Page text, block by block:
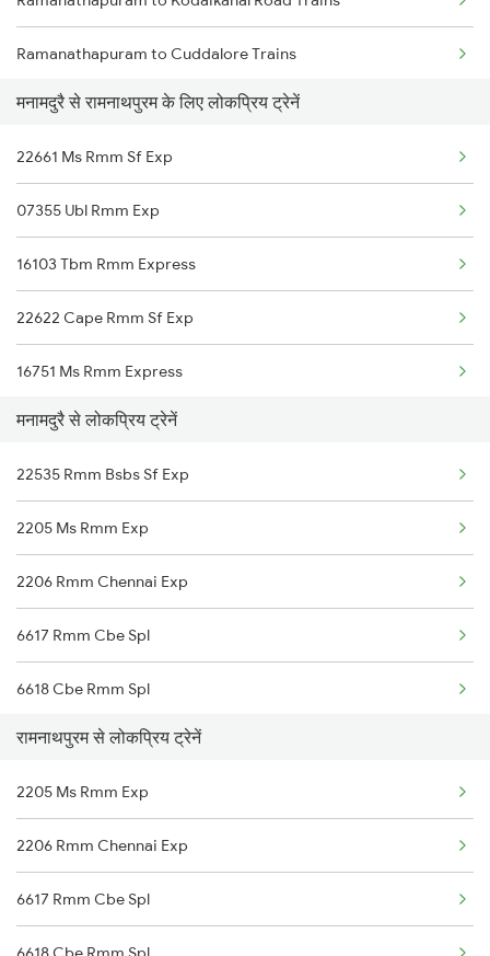
Manamadurai to Kanyakumari Trains
Manamadurai to Coimbatore Trains
Manamadurai to Chengalpattu Trains
Manamadurai to Kumbakonam Trains
Ramanathapuram to Cuddalore Trains
Ramanathapuram to Nagpur Trains
Ramanathapuram to Okha Trains
Ramanathapuram to Bhubaneswar Trains
Ramanathapuram to Pudukkottai Trains
Ramanathapuram to Kanyakumari Trains
Ramanathapuram to Coimbatore Trains
Ramanathapuram to Chidambaram Trains
Ramanathapuram to Chengalpattu Trains
Ramanathapuram to Dindigul Trains
मनामदुरै से रामनाथपुरम के लिए लोकप्रिय ट्रेनें
22661 Ms Rmm Sf Exp
07355 Ubl Rmm Exp
16103 Tbm Rmm Express
22622 Cape Rmm Sf Exp
16751 Ms Rmm Express
16343 Amritha Express
20498 Rmm Humsafar Sf
मनामदुरै से लोकप्रिय ट्रेनें
22535 Rmm Bsbs Sf Exp
2205 Ms Rmm Exp
2206 Rmm Chennai Exp
6617 Rmm Cbe Spl
6618 Cbe Rmm Spl
6733 Rmm Okha Festspl
6734 Rmm Festival Spl
6779 Tpty Rmm Spl
6780 Rmm Tpty Exp
रामनाथपुरम से लोकप्रिय ट्रेनें
2205 Ms Rmm Exp
2206 Rmm Chennai Exp
6617 Rmm Cbe Spl